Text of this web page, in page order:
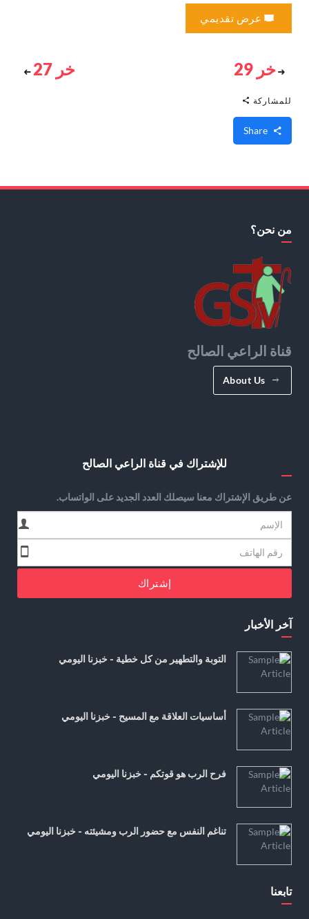
عرض تقديمي
خر 29 خر 27
للمشاركة
من نحن؟
قناة الراعي الصالح
About Us
للإشتراك في قناة الراعي الصالح
عن طريق الإشتراك معنا سيصلك العدد الجديد على الواتساب.
إشتراك
آخر الأخبار
التوبة والتطهير من كل خطية - خبزنا اليومي
أساسيات العلاقة مع المسيح - خبزنا اليومي
فرح الرب هو قوتكم - خبزنا اليومي
تناغم النفس مع حضور الرب ومشيئته - خبزنا اليومي
تابعنا